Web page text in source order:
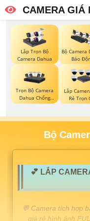
CAMERA GIÁ
Lắp Trọn Bộ
Camera Dahua
Bộ Camera
Báo
Trọn Bộ Camera
Dahua Chống
Trộm
Lắp
Rẻ Trọn
Bộ
💕 LẮP
️💬 Camera tích hợp
giá rẻ hình ảnh